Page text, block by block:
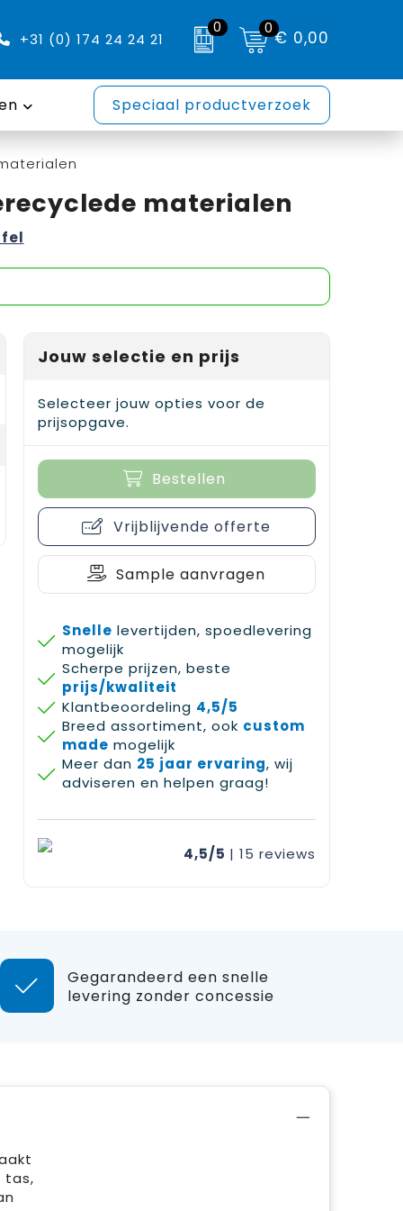
+31 (0) 174 24 24 21
0 0€ 0,00
Speciaal productverzoek
materialen
Jouw selectie en prijs
Selecteer jouw opties voor de
prijsopgave.
Bestellen
Vrijblijvende offerte
Sample aanvragen
Snelle levertijden, spoedlevering
mogelijk
Scherpe prijzen, beste
prijs/kwaliteit
Klantbeoordeling 4,5/5
Breed assortiment, ook custom
made mogelijk
Meer dan 25 jaar ervaring, wij
adviseren en helpen graag!
4,5/5 | 15 reviews
Gegarandeerd een snelle
levering zonder concessie
tas,